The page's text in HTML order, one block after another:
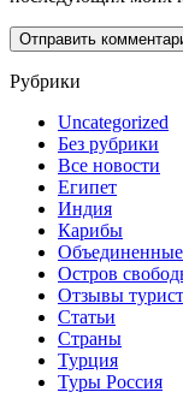
Рубрики
Uncategorized
Без рубрики
Все новости
Египет
Индия
Карибы
Остров
Отзывы
Статьи
Страны
Турция
Туры Россия